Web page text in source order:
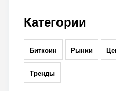
Категории
Биткоин Рынки
Тренды